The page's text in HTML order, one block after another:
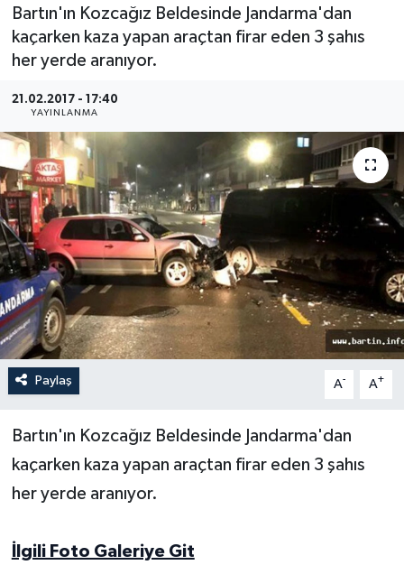
Bartın'ın Kozcağız Beldesinde Jandarma'dan
kaçarken kaza yapan araçtan firar eden 3 şahıs
her yerde aranıyor.
21.02.2017 - 17:40
YAYINLANMA
Paylaş A- A+
Bartın'ın Kozcağız Beldesinde Jandarma'dan
kaçarken kaza yapan araçtan firar eden 3 şahıs
her yerde aranıyor.
İlgili Foto Galeriye Git
Medya
Sivil Toplum
Siyaset
Spor
Tarım
Turizm
Yerel Yönetimler
DÜNYA